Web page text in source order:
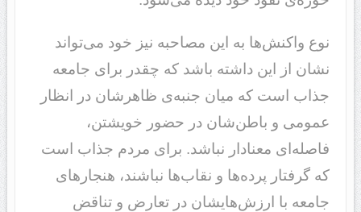
نوع واکنش‌ها به این مصاحبه نیز خود می‌تواند
نشان از این داشته باشد که چقدر برای جامعه
جذاب است که میان جنبه‌ی ظاهرشان در انظار
عمومی و باطن‌شان در حضور خویشتن،
فاصله‌ای معنادار نباشد. برای مردم جذاب است
که گرفتار پرده‌ها و نقاب‌ها نباشند، هنجارهای
جامعه با ارزش‌هایشان در تعارض و تناقض